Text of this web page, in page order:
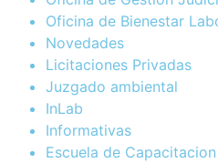
Oficina de Bienestar
Novedades
Licitaciones Privadas
Juzgado ambiental
InLab
Informativas
Escuela de Capacitacion